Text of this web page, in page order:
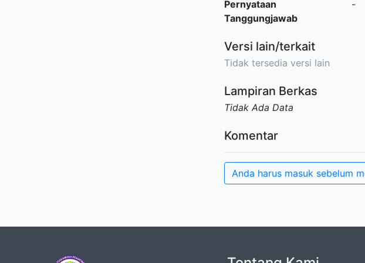
Pernyataan
Tanggungjawab
-
Versi lain/terkait
Tidak tersedia versi lain
Lampiran Berkas
Tidak Ada Data
Komentar
Anda harus masuk sebelum